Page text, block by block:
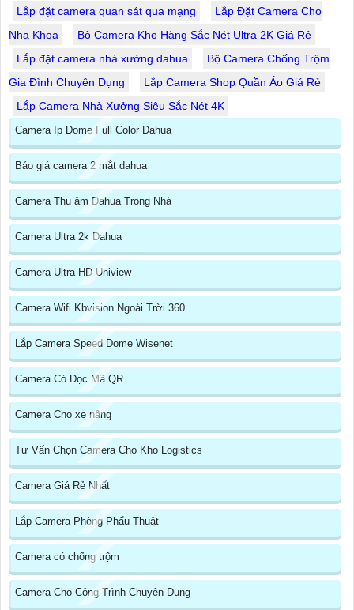
Lắp đặt camera quan sát qua mạng
Lắp Đặt Camera Cho
Nha Khoa
Bộ Camera Kho Hàng Sắc Nét Ultra 2K Giá Rẻ
Lắp đặt camera nhà xưởng dahua
Bộ Camera Chống Trộm
Gia Đình Chuyên Dụng
Lắp Camera Shop Quần Áo Giá Rẻ
Lắp Camera Nhà Xưởng Siêu Sắc Nét 4K
Camera Ip Dome Full Color Dahua
Báo giá camera 2 mắt dahua
Camera Thu âm Dahua Trong Nhà
Camera Ultra 2k Dahua
Camera Ultra HD Uniview
Camera Wifi Kbvision Ngoài Trời 360
Lắp Camera Speed Dome Wisenet
Camera Có Đọc Mã QR
Camera Cho xe nâng
Tư Vấn Chọn Camera Cho Kho Logistics
Camera Giá Rẻ Nhất
Lắp Camera Phòng Phẩu Thuật
Camera có chống trộm
Camera Cho Công Trình Chuyên Dụng